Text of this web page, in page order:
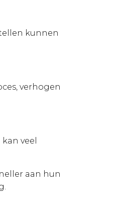
kunnen
verhogen
veel
aan hun